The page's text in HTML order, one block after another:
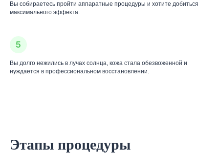
Вы собираетесь пройти аппаратные процедуры и хотите добиться
максимального эффекта.
Вы долго нежились в лучах солнца, кожа стала обезвоженной и
нуждается в профессиональном восстановлении.
Этапы процедуры